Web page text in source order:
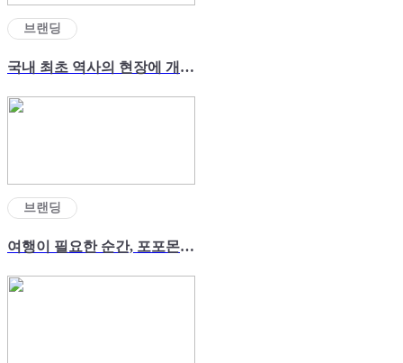
브랜딩
국내 최초 역사의 현장에 개통한 명량해상케이블카
브랜딩
여행이 필요한 순간, 포포몬(ep.03)